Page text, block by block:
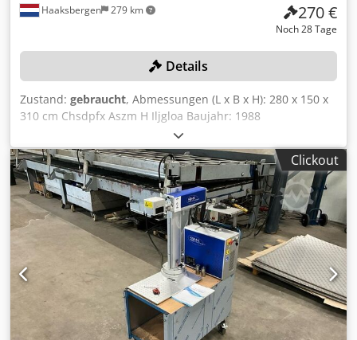
Haaksbergen 279 km 270 €
Noch 28 Tage
Details
Zustand: gebraucht, Abmessungen (L x B x H): 280 x 150 x
310 cm Chsdpfx Aszm H Iljgloa Baujahr: 1988
Gesamtabmessungen LxBxH: 2800x1500x3100 mm
Clickout